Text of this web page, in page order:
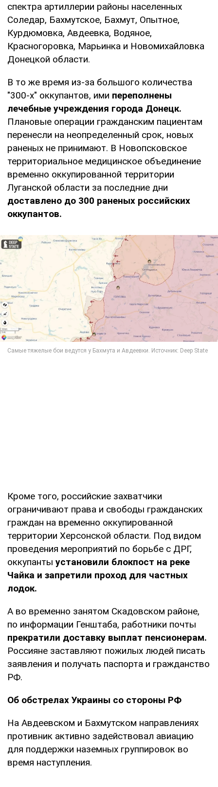
спектра артиллерии районы населенных
Соледар, Бахмутское, Бахмут, Опытное,
Курдюмовка, Авдеевка, Водяное,
Красногоровка, Марьинка и Новомихайловка
Донецкой области.
В то же время из-за большого количества
"300-х" оккупантов, ими переполнены
лечебные учреждения города Донецк.
Плановые операции гражданским пациентам
перенесли на неопределенный срок, новых
раненых не принимают. В Новопсковское
территориальное медицинское объединение
временно оккупированной территории
Луганской области за последние дни
доставлено до 300 раненых российских
оккупантов.
Кроме того, российские захватчики
ограничивают права и свободы гражданских
граждан на временно оккупированной
территории Херсонской области. Под видом
проведения мероприятий по борьбе с ДРГ,
оккупанты установили блокпост на реке
Чайка и запретили проход для частных
лодок.
А во временно занятом Скадовском районе,
по информации Генштаба, работники почты
прекратили доставку выплат пенсионерам.
Россияне заставляют пожилых людей писать
заявления и получать паспорта и гражданство
РФ.
Об обстрелах Украины со стороны РФ
На Авдеевском и Бахмутском направлениях
противник активно задействовал авиацию
для поддержки наземных группировок во
время наступления.